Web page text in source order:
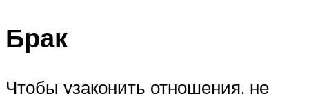
Брак
Чтобы узаконить отношения, не